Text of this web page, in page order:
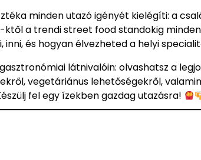
minden utazó igényét kielégíti: a
a trendi street food standokig
és hogyan élvezheted a helyi
látnivalóin: olvashatsz a
vegetáriánus lehetőségekről,
fel egy ízekben gazdag utazásra!